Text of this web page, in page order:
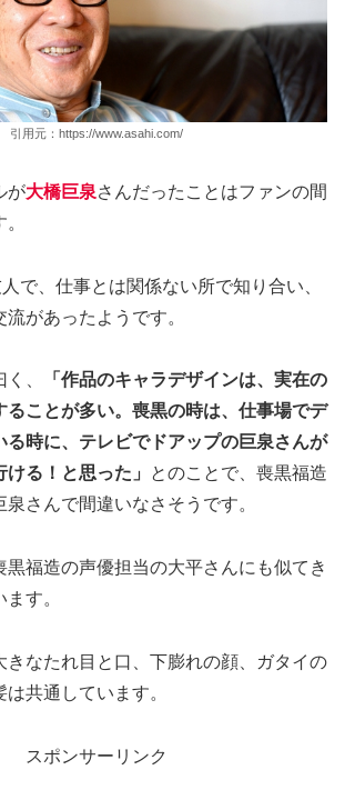
引用元：https://www.asahi.com/
が大橋巨泉さんだったことはファンの間
で、仕事とは関係ない所で知り合い、
があったようです。
、
「作品のキャラデザインは、実在の
ることが多い。喪黒の時は、仕事場でデ
る時に、テレビでドアップの巨泉さんが
る！と思った」
とのことで、喪黒福造
さんで間違いなさそうです。
黒福造の声優担当の大平さんにも似てき
す。
きなたれ目と口、下膨れの顔、ガタイの
共通しています。
スポンサーリンク